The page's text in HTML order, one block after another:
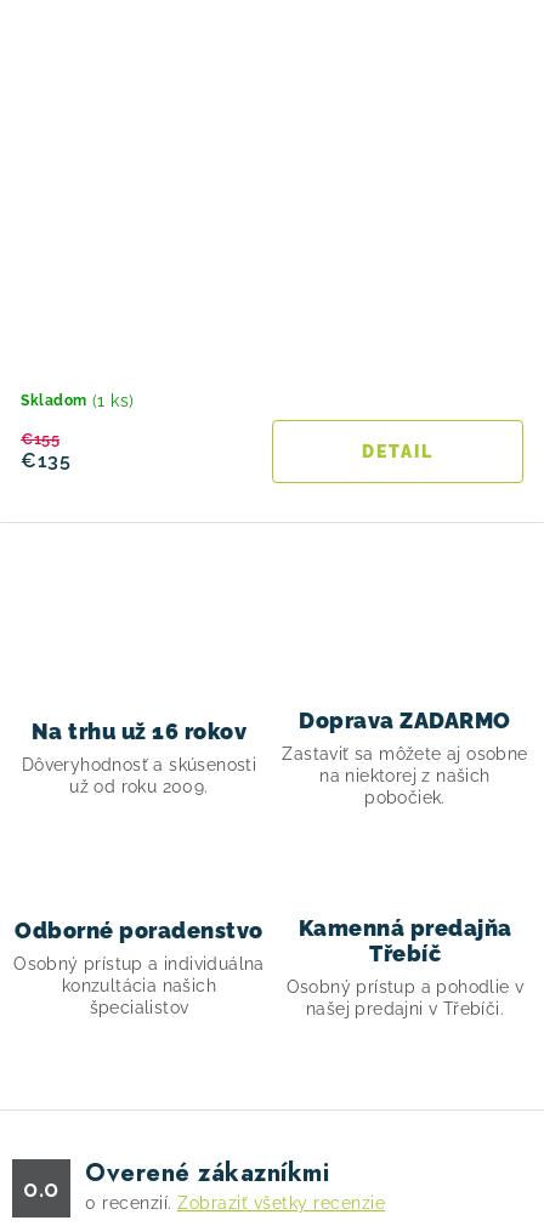
Skladom (1 ks)
€135
€155
DETAIL
a
v
k
p
s
u
Na trhu už 16 rokov
Dôveryhodnosť a skúsenosti
už od roku 2009.
Doprava ZADARMO
Zastaviť sa môžete aj osobne
na niektorej z našich
pobočiek.
Odborné poradenstvo
Osobný prístup a individuálna
konzultácia našich
špecialistov
Kamenná predajňa
Třebíč
Osobný prístup a pohodlie v
našej predajni v Třebíči.
0.0 Overené zákazníkmi
0 recenzií. Zobraziť všetky recenzie